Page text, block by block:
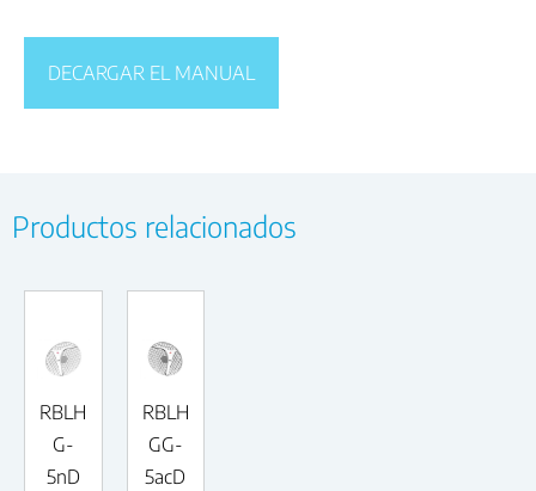
DECARGAR EL MANUAL
Productos relacionados
RBLH
G-
5nD
RBLH
GG-
5acD